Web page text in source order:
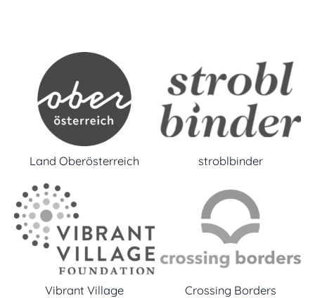
Land Oberösterreich stroblbinder
Vibrant Village
Crossing Borders